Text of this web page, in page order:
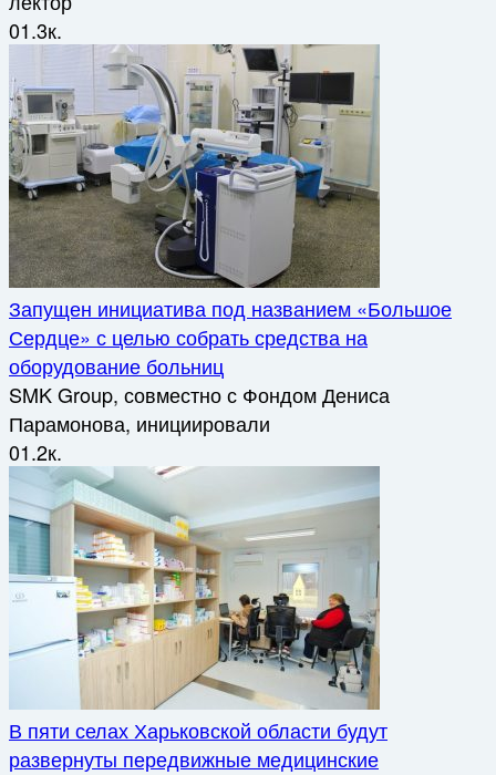
01.3к.
Запущен инициатива под названием «Большое
Сердце» с целью собрать средства на
оборудование больниц
SMK Group, совместно с Фондом Дениса
Парамонова, инициировали
01.2к.
В пяти селах Харьковской области будут
развернуты передвижные медицинские